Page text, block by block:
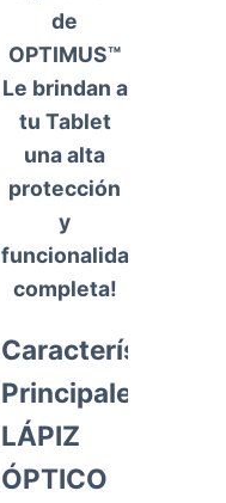
de
OPTIMUS™
Le brindan a
tu Tablet
una alta
protección
y
funcionalidad
completa!
Características
Principales
LÁPIZ
ÓPTICO